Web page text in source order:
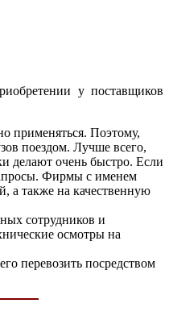
у поставщиков
применяться. Поэтому,
поездом. Лучше всего,
делают очень быстро. Если
Фирмы с именем
а также на качественную
сотрудников и
осмотры на
перевозить посредством